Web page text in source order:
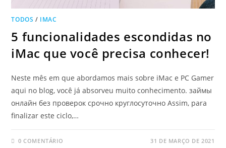
TODOS / IMAC
5 funcionalidades escondidas no
iMac que você precisa conhecer!
Neste mês em que abordamos mais sobre iMac e PC Gamer
aqui no blog, você já absorveu muito conhecimento. займы
онлайн без проверок срочно круглосуточно Assim, para
finalizar este ciclo,…
0 COMENTÁRIO 31 DE MARÇO DE 2021